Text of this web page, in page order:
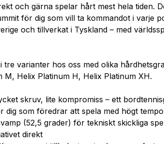
och gärna spelar hårt mest hela tiden.
för dig som vill ta kommandot i varje
och tillverkat i Tyskland – med
tre varianter hos oss med olika
M, Helix Platinum H, Helix Platinum XH.
skruv, lite kompromiss – ett
dig som föredrar att spela med högt tempo
(52,5 grader) för tekniskt skickliga
direkt